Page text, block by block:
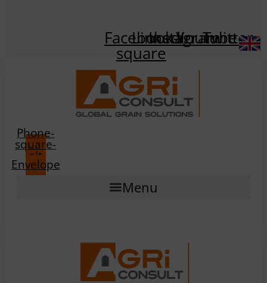
Facebook-
square
Linkedin
Instagram
Youtube
Twitter
Phone-
square-
alt
Envelope
Menu